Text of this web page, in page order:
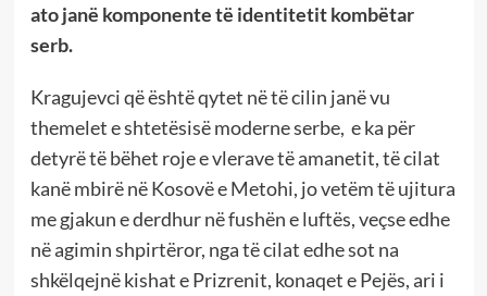
ato janë komponente të identitetit kombëtar
serb.
Kragujevci që është qytet në të cilin janë vu
themelet e shtetësisë moderne serbe, e ka për
detyrë të bëhet roje e vlerave të amanetit, të cilat
kanë mbirë në Kosovë e Metohi, jo vetëm të ujitura
me gjakun e derdhur në fushën e luftës, veçse edhe
në agimin shpirtëror, nga të cilat edhe sot na
shkëlqejnë kishat e Prizrenit, konaqet e Pejës, ari i